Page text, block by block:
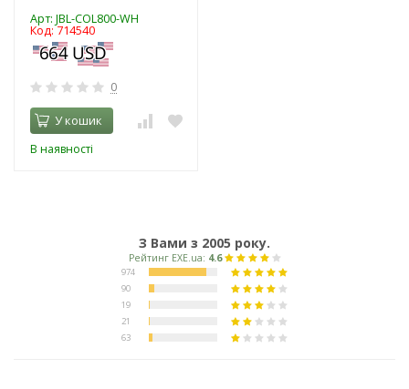
Арт: JBL-COL800-WH
Код: 714540
0
У кошик
В наявності
З Вами з 2005 року.